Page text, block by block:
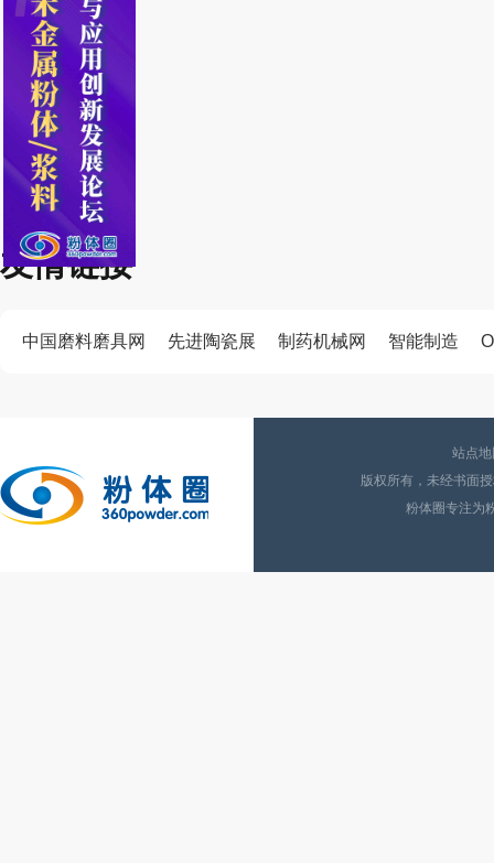
友情链接
中国磨料磨具网 先进陶瓷展 制药机械网 智能制造
站点
版权所有，未经书面
粉体圈专注为